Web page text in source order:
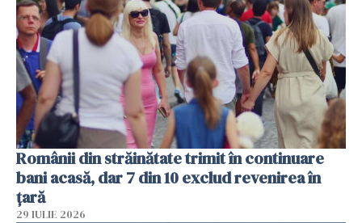
Românii din străinătate trimit în continuare
bani acasă, dar 7 din 10 exclud revenirea în
țară
29 IULIE 2026